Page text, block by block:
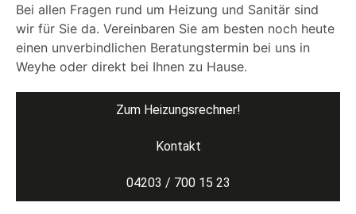
Bei allen Fragen rund um Heizung und Sanitär sind
wir für Sie da. Vereinbaren Sie am besten noch heute
einen unverbindlichen Beratungstermin bei uns in
Weyhe oder direkt bei Ihnen zu Hause.
Zum Heizungsrechner!
Kontakt
04203 / 700 15 23